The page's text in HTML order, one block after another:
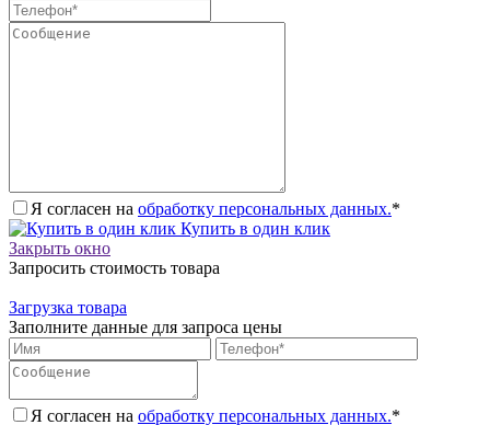
Я согласен на обработку персональных данных.*
Купить в один клик
Закрыть окно
Запросить стоимость товара
Загрузка товара
Заполните данные для запроса цены
Я согласен на обработку персональных данных.*